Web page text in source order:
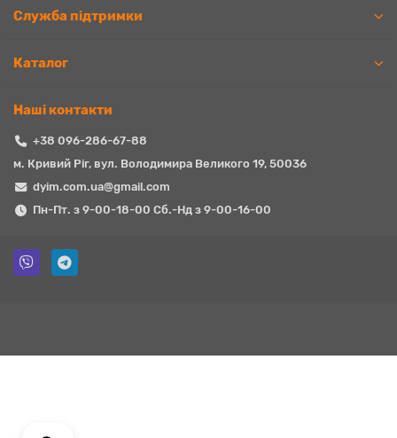
Служба підтримки
Каталог
Наші контакти
+38 096-286-67-88
м. Кривий Ріг, вул. Володимира Великого 19, 50036
dyim.com.ua@gmail.com
Пн-Пт. з 9-00-18-00 Сб.-Нд з 9-00-16-00